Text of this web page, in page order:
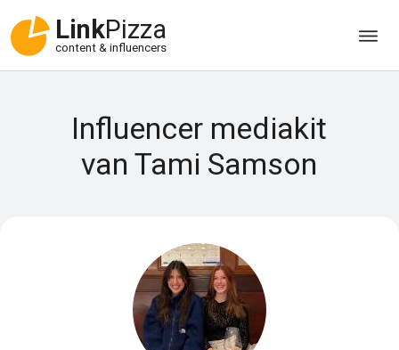
LinkPizza
content & influencers
Influencer mediakit
van Tami Samson